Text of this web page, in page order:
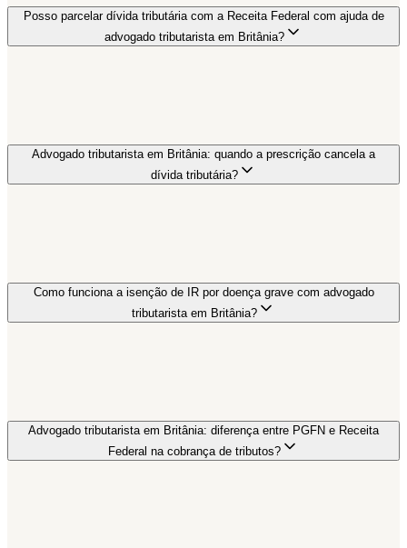
Posso parcelar dívida tributária com a Receita Federal com ajuda de
advogado tributarista em Britânia?
Advogado tributarista em Britânia: quando a prescrição cancela a
dívida tributária?
Como funciona a isenção de IR por doença grave com advogado
tributarista em Britânia?
Advogado tributarista em Britânia: diferença entre PGFN e Receita
Federal na cobrança de tributos?